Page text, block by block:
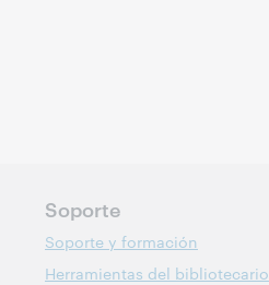
Soporte
Soporte y formación
Herramientas del bibliotecario